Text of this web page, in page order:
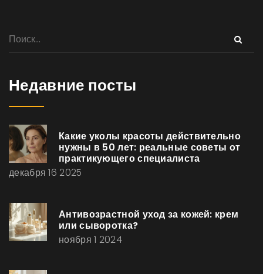
Недавние посты
Какие уколы красоты действительно
нужны в 50 лет: реальные советы от
практикующего специалиста
декабря 16 2025
Антивозрастной уход за кожей: крем
или сыворотка?
ноября 1 2024